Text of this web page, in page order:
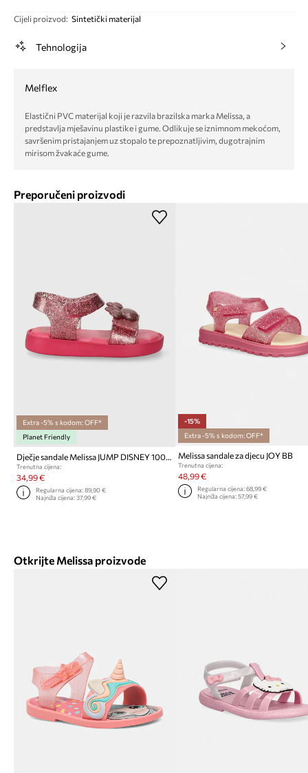
Cijeli proizvod: Sintetički materijal
Tehnologija
Melflex
Elastični PVC materijal koji je razvila brazilska marka Melissa, a
predstavlja mješavinu plastike i gume. Odlikuje se iznimnom mekoćom,
savršenim pristajanjem uz stopalo te prepoznatljivim, dugotrajnim
mirisom žvakaće gume.
Preporučeni proizvodi
Extra -5% s kodom: OFF*
Planet Friendly
Dječje sandale Melissa JUMP DISNEY 100 BB
Trenutna cijena:
34,99 €
Regularna cijena:89,90 €
Najniža cijena:37,99 €
-15%
Extra -5% s kodom: OFF*
Melissa sandale za djecu JOY BB
Trenutna cijena:
48,99 €
Regularna cijena: 68,99 €
Najniža cijena: 57,99 €
Otkrijte Melissa proizvode